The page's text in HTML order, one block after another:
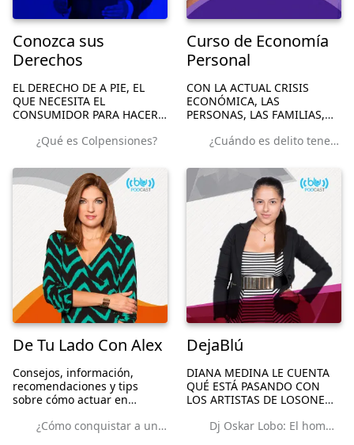
Conozca sus
Derechos
EL DERECHO DE A PIE, EL
QUE NECESITA EL
CONSUMIDOR PARA HACER
GARANTÍAS. ACCESO RÁPIDO
JUSTICIA MÁS COMUNES.
¿Qué es Colpensiones?
Curso de Economía
Personal
CON LA ACTUAL CRISIS
ECONÓMICA, LAS
PERSONAS, LAS FAMILIAS,
EMPRESAS NECESITAN
MEJORAR SUS FINANZAS,
OPTIMIZAR EL GASTO Y
GENERAR ALTERNATIVAS
PARA SUS COS...
¿Cuándo es delito tener dinero en el exterior?
De Tu Lado Con Alex
Consejos, información,
recomendaciones y tips
sobre cómo actuar en
¿Cómo conquistar a una mujer en la primera cita?
DejaBlú
DIANA MEDINA LE CUENTA
QUÉ ESTÁ PASANDO CON
LOS ARTISTAS DE LOSONE
DÉCADA EN ESPAÑOL:
Dj Oskar Lobo: El hombre tras el ‘Za Za Za’